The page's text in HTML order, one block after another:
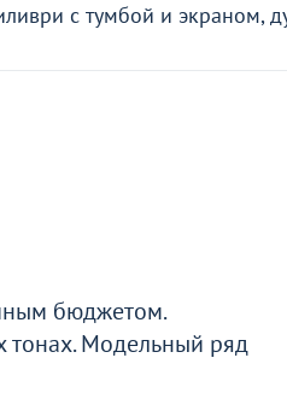
с тумбой и экраном,
бюджетом.
тонах. Модельный ряд